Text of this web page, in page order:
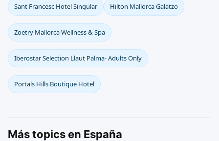
Sant Francesc Hotel Singular Hilton Mallorca Galatzo
Zoetry Mallorca Wellness & Spa
Iberostar Selection Llaut Palma- Adults Only
Portals Hills Boutique Hotel
Más topics en España